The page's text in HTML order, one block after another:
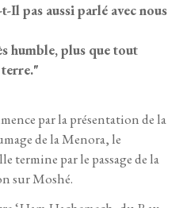
Il pas aussi parlé avec nous
humble, plus que tout
par la présentation de la
de la Menora, le
termine par le passage de la
sur Moshé.